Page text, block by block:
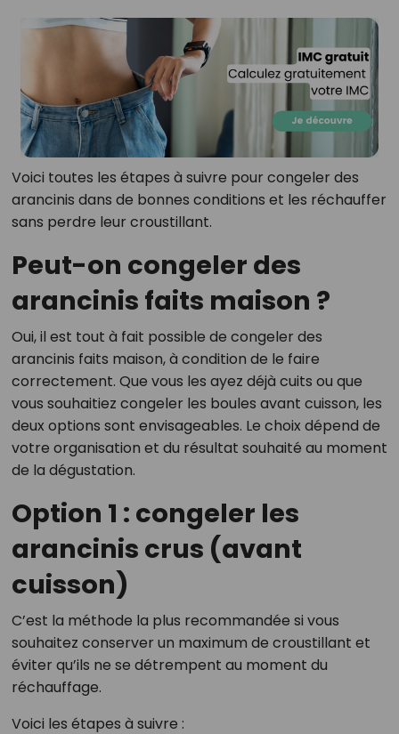
Voici toutes les étapes à suivre pour congeler des
arancinis dans de bonnes conditions et les réchauffer
sans perdre leur croustillant.
Peut-on congeler des
arancinis faits maison ?
Oui, il est tout à fait possible de congeler des
arancinis faits maison, à condition de le faire
correctement. Que vous les ayez déjà cuits ou que
vous souhaitiez congeler les boules avant cuisson, les
deux options sont envisageables. Le choix dépend de
votre organisation et du résultat souhaité au moment
de la dégustation.
Option 1 : congeler les
arancinis crus (avant
cuisson)
C’est la méthode la plus recommandée si vous
souhaitez conserver un maximum de croustillant et
éviter qu’ils ne se détrempent au moment du
réchauffage.
Voici les étapes à suivre :